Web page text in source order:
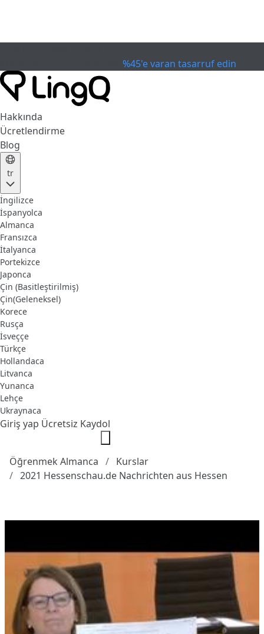
%45'e varan tasarruf edin
Hakkında
Ücretlendirme
Blog
tr
İngilizce
İspanyolca
Almanca
Fransızca
İtalyanca
Portekizce
Japonca
Çin (Basitleştirilmiş)
Çin(Geleneksel)
Korece
Rusça
İsveççe
Türkçe
Hollandaca
Litvanca
Yunanca
Lehçe
Ukraynaca
Giriş yap Ücretsiz Kaydol
Öğrenmek Almanca
Kurslar
2021 Hessenschau.de Nachrichten aus Hessen